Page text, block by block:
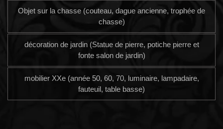
Objet sur la chasse (couteau, dague ancienne, trophée de
chasse)
décoration de jardin (Statue de pierre, potiche pierre et
fonte salon de jardin)
mobilier XXe (année 50, 60, 70, luminaire, lampadaire,
fauteuil, table basse)